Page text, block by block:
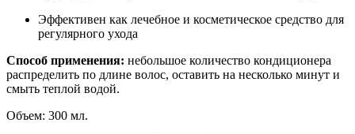
Эффективен как лечебное и косметическое средство для
регулярного ухода
Способ применения: небольшое количество кондиционера
распределить по длине волос, оставить на несколько минут и
смыть теплой водой.
Объем: 300 мл.